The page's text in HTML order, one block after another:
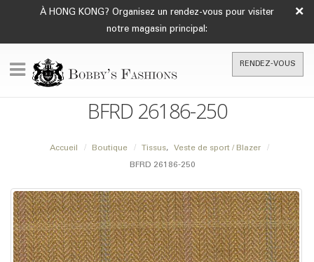
À HONG KONG? Organisez un rendez-vous pour visiter
notre magasin principal:
×
RENDEZ-VOUS
BFRD 26186-250
Accueil Boutique Tissus, Veste de sport / Blazer
BFRD 26186-250